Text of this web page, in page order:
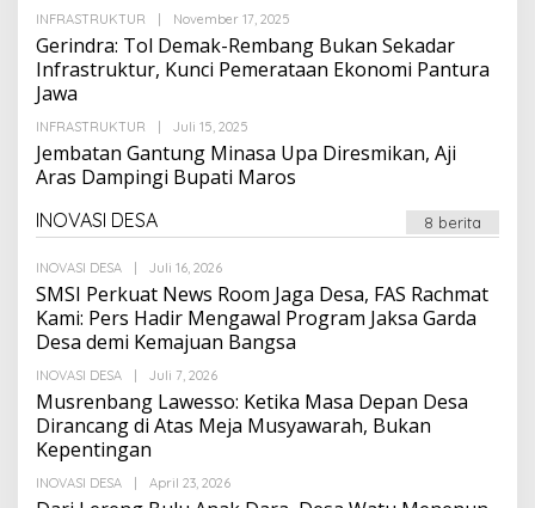
INFRASTRUKTUR November 17, 2025
Gerindra: Tol Demak-Rembang Bukan Sekadar
Infrastruktur, Kunci Pemerataan Ekonomi Pantura
Jawa
INFRASTRUKTUR Juli 15, 2025
Jembatan Gantung Minasa Upa Diresmikan, Aji
Aras Dampingi Bupati Maros
INOVASI DESA 8 berita
INOVASI DESA Juli 16, 2026Oleh
SMSI Perkuat News Room Jaga Desa, FAS Rachmat
Kami: Pers Hadir Mengawal Program Jaksa Garda
Desa demi Kemajuan Bangsa
INOVASI DESA Juli 7, 2026Oleh
Musrenbang Lawesso: Ketika Masa Depan Desa
Dirancang di Atas Meja Musyawarah, Bukan
Kepentingan
INOVASI DESA April 23, 2026Oleh